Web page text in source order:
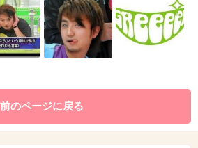
前のページに戻る